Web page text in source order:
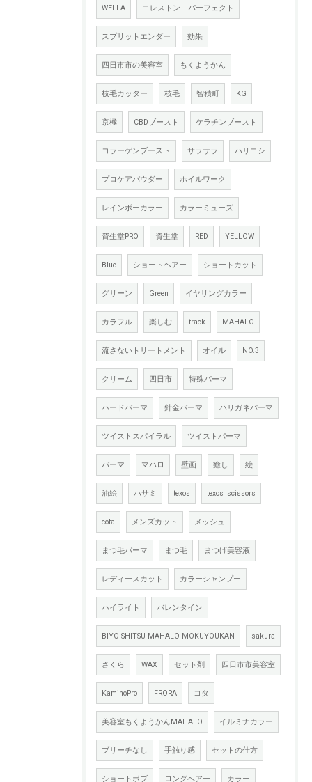
WELLA コレストン パーフェクト
スプリットエンダー 効果
四日市市の美容室 もくようかん
枝毛カッター 枝毛 智積町 KG
京極 CBDブースト ケラチンブースト
コラーゲンブースト サラサラ ハリコシ
プロケアパウダー ホイルワーク
レインボーカラー カラーミューズ
資生堂PRO 資生堂 RED YELLOW
Blue ショートヘアー ショートカット
グリーン Green イヤリングカラー
カラフル 楽しむ track MAHALO
流さないトリートメント オイル NO.3
クリーム 四日市 特殊パーマ
ハードパーマ 針金パーマ ハリガネパーマ
ツイストスパイラル ツイストパーマ
パーマ マハロ 壁画 癒し 絵
油絵 ハサミ texos texos_scissors
cota メンズカット メッシュ
まつ毛パーマ まつ毛 まつげ美容液
レディースカット カラーシャンプー
ハイライト バレンタイン
BIYO-SHITSU MAHALO MOKUYOUKAN sakura
さくら WAX セット剤 四日市市美容室
KaminoPro FRORA コタ
美容室もくようかんMAHALO イルミナカラー
ブリーチなし 手触り感 セットの仕方
ショートボブ ロングヘアー カラー